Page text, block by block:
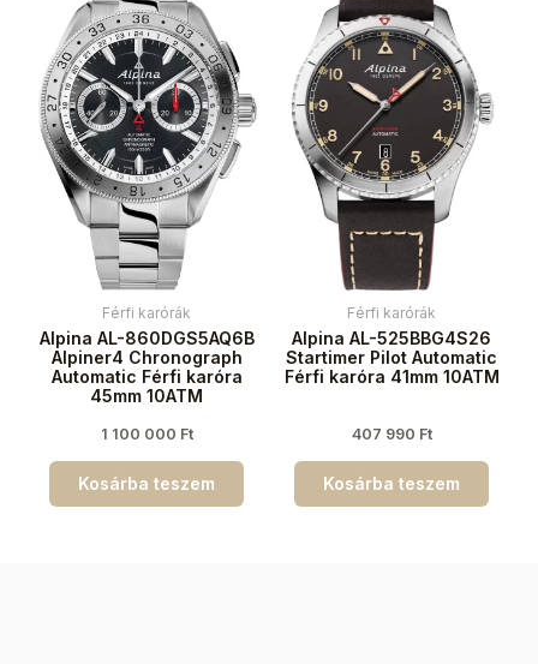
Férfi karórák
Alpina AL-860DGS5AQ6B
Alpiner4 Chronograph
Automatic Férfi karóra
45mm 10ATM
1 100 000 Ft
Kosárba teszem
Férfi karórák
Alpina AL-525BBG4S26
Startimer Pilot Automatic
Férfi karóra 41mm 10ATM
407 990 Ft
Kosárba teszem